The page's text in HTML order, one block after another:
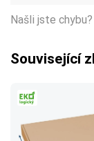
Našli jste chybu?
Související